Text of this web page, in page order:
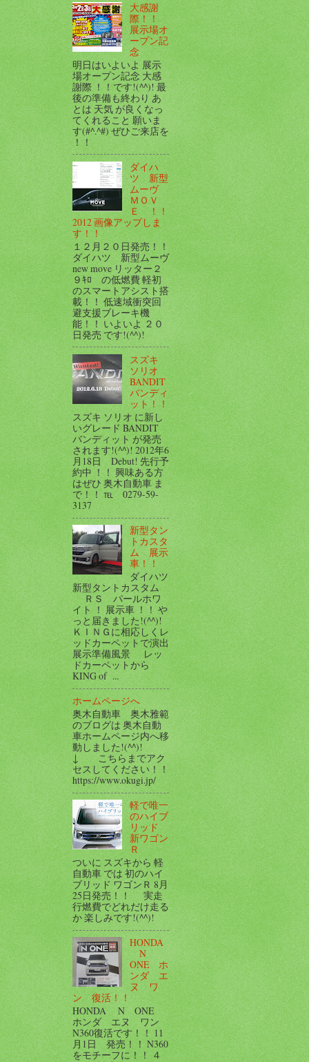
大感謝
際！！
展示場オ
ープン記
念
明日はいよいよ 展示
場オープン記念 大感
謝際 ！！です!(^^)! 最
後の準備も終わり あ
とは 天気 が良くなっ
てくれること 願いま
す(#^.^#) ぜひご来店を
！！
ダイハ
ツ 新型
ムーヴ
ＭＯＶ
Ｅ ！！
2012 画像アップしま
す！！
１２月２０日発売！！
ダイハツ 新型ムーヴ
new move リッター２
９ｷﾛ の低燃費 軽初
のスマートアシスト搭
載！！ 低速域衝突回
避支援ブレーキ機
能！！ いよいよ ２０
日発売 です!(^^)!
スズキ
ソリオ
BANDIT
バンディ
ット！！
スズキ ソリオ に新し
いグレード BANDIT
バンディット が発売
されます!(^^)! 2012年6
月18日 Debut! 先行予
約中 ！！ 興味ある方
はぜひ 奥木自動車 ま
で！！ ℡ 0279-59-
3137
新型タン
トカスタ
ム 展示
車！！
ダイハツ
新型タントカスタム
ＲＳ パールホワ
イト ！ 展示車 ！！ や
っと届きました!(^^)!
ＫＩＮＧに相応しくレ
ッドカーペットで演出
展示準備風景 レッ
ドカーペットから
KING of ...
ホームページへ
奥木自動車 奥木雅範
のブログは 奥木自動
車ホームページ内へ移
動しました!(^^)!
↓ こちらまでアク
セスしてください！！
https://www.okugi.jp/
軽で唯一
のハイブ
リッド
新ワゴン
Ｒ
ついに スズキから 軽
自動車 では 初のハイ
ブリッド ワゴンＲ 8月
25日発売！！ 実走
行燃費でどれだけ走る
か 楽しみです!(^^)!
HONDA
N
ONE ホ
ンダ エ
ヌ ワ
ン 復活！！
HONDA N ONE
ホンダ エヌ ワン
N360復活です！！ 11
月1日 発売！！ N360
をモチーフに！！ ４